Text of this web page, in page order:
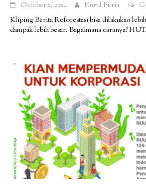
October 2, 2024 Nurul Fitria
Kliping Berita Reforestasi bisa dilakukan
dampak lebih besar. Bagaimana caranya?